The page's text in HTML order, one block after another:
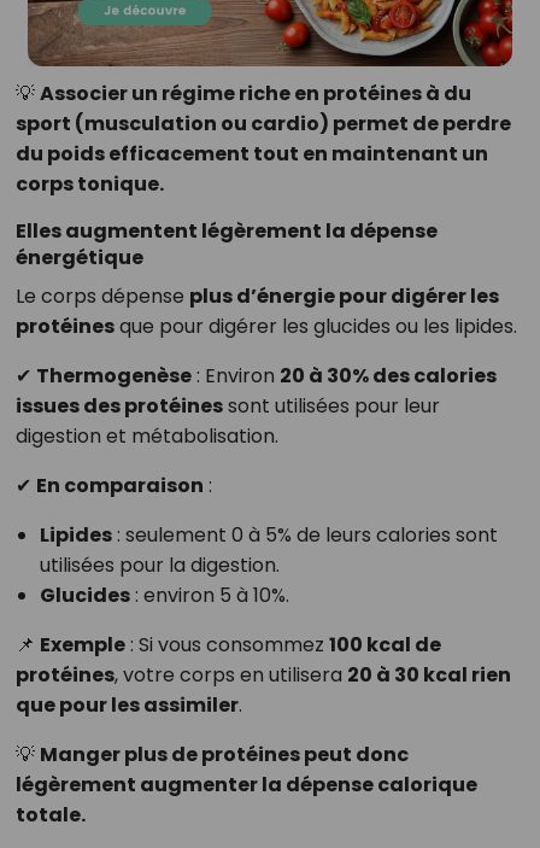
💡Associer un régime riche en protéines à du
sport (musculation ou cardio) permet de perdre
du poids efficacement tout en maintenant un
corps tonique.
Elles augmentent légèrement la dépense
énergétique
Le corps dépense plus d’énergie pour digérer les
protéinesque pour digérer les glucides ou les lipides.
✔ Thermogenèse: Environ 20 à 30% des calories
issues des protéinessont utilisées pour leur
digestion et métabolisation.
✔ En comparaison :
Lipides: seulement 0 à 5% de leurs calories sont
utilisées pour la digestion.
Glucides: environ 5 à 10%.
📌 Exemple: Si vous consommez 100 kcal de
protéines, votre corps en utilisera 20 à 30 kcal rien
que pour les assimiler.
💡 Manger plus de protéines peut donc
légèrement augmenter la dépense calorique
totale.